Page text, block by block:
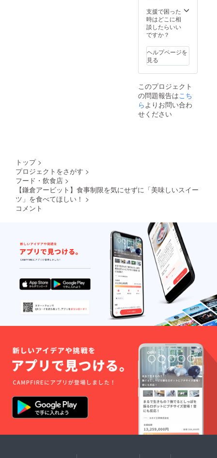
りんご
濃縮果
汁、米
粉、サ
リー
ム、
アーモ
ンド、
麻油、
卵、レ
モン、
塩 【保
存方
付は商
品に明
内
講座
（60-90
分ｘ4
回）
座①：
事業再
生のプ
ロから
業価値
評価）
を学
ぶ
・講
・講
座③：
銀行借
り入れ
を学ぶ
・講
座④：
VC勤務
経験者
から新
規事業
の立上
げ方を
学ぶ ■
高垣の
体験談
（オン
ライン
で90分
ｘ1回）
■高垣と
の個別
面談
（4-6
月、月
つ）
支援で困った
時はどこに相
談したらいい
ですか？
ヘルプページを
見る
このプロジェクト
の問題報告はこち
ら よりお問い合わ
せください
トップ >
プロジェクトをさがす >
フード・飲食店 >
【鎌倉アービット】食事制限を気にせずに「美味しいスイー
ツ」を食べてほしい！ >
コメント